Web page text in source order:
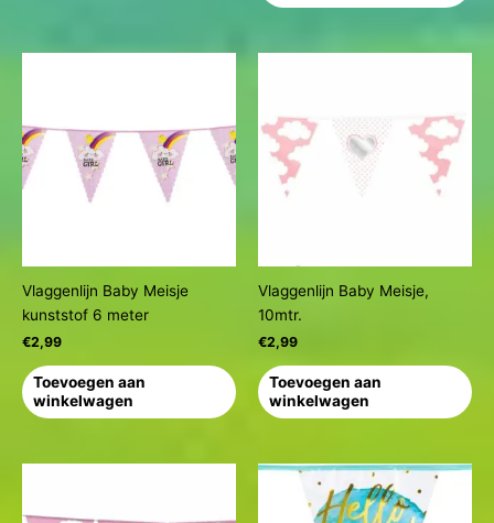
Vlaggenlijn Baby Meisje
kunststof 6 meter
€2,99
Toevoegen aan
winkelwagen
Vlaggenlijn Baby Meisje,
10mtr.
€2,99
Toevoegen aan
winkelwagen